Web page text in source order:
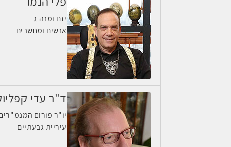
יזם ומנהיג
אנשים ומחשבים
ד"ר עדי
יו"ר פורום
עיריית גבעתיים